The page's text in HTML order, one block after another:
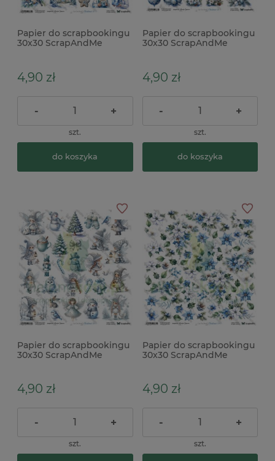
Papier do scrapbookingu
30x30 ScrapAndMe
4,90 zł
- +
szt.
do koszyka
Papier do scrapbookingu
30x30 ScrapAndMe
4,90 zł
- +
szt.
do koszyka
Papier do scrapbookingu
30x30 ScrapAndMe
4,90 zł
- +
szt.
Papier do scrapbookingu
30x30 ScrapAndMe
4,90 zł
- +
szt.